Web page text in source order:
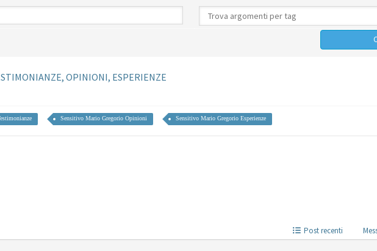
OPINIONI, ESPERIENZE
Sensitivo Mario Gregorio Opinioni Sensitivo Mario Gregorio Esperienze
Post recenti